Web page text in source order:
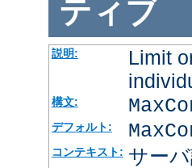
ティブ
説明:
Limit
構文:
デフォルト:
コンテキスト: サー